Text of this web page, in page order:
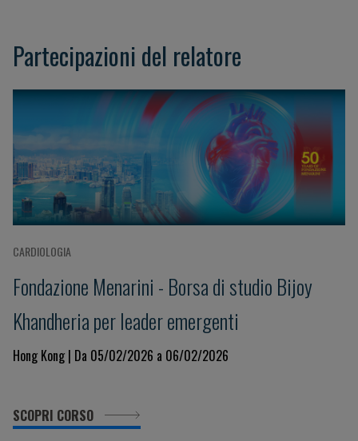
Partecipazioni del relatore
CARDIOLOGIA
Fondazione Menarini - Borsa di studio Bijoy
Khandheria per leader emergenti
Hong Kong | Da 05/02/2026 a 06/02/2026
SCOPRI CORSO